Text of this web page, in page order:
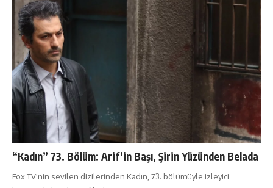
“Kadın” 73. Bölüm: Arif’in Başı, Şirin Yüzünden Belada
Fox TV'nin sevilen dizilerinden Kadın, 73. bölümüyle izleyici